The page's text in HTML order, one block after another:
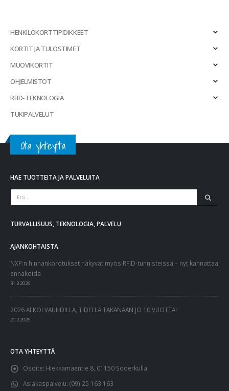
HENKILÖKORTTIPIDIKKEET
KORTIT JA TULOSTIMET
MUOVIKORTIT
OHJELMISTOT
RFID-TEKNOLOGIA
TUKIPALVELUT
Ota yhteyttä
HAE TUOTTEITA JA PALVELUITA
TURVALLISUUS, TEKNOLOGIA, PALVELU
AJANKOHTAISTA
NXP:n hinnankorotukset näkyvät myös RFID-tunnisteissa – nyt kannattaa
ennakoida
31.3.2026
2026 ALKOI VAUHDILLA, TIDELLÄ TAKANAAN JO 10 VUOTTA!
20.2.2026
OTA YHTEYTTÄ
Osoite: Hiekkamäentie 8, 01150 Söderkulla
Asiakaspalvelu: (09) 25 163 163